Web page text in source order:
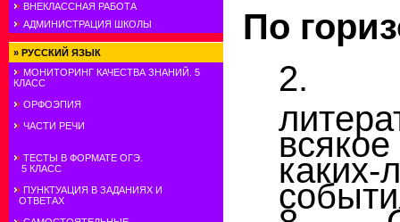
ВНЕКЛАССНАЯ РАБОТА
АДМИНИСТРАЦИЯ ШКОЛЫ
» РУССКИЙ ЯЗЫК
МОНИТОРИНГ КАЧЕСТВА ЗНАНИЙ. 5
КЛАСС
ОРФОЭПИЯ
ЧАСТИ РЕЧИ
ТЕСТЫ В ФОРМАТЕ ОГЭ.
5 КЛАСС
ПУНКТУАЦИЯ В ЗАДАНИЯХ И
ОТВЕТАХ
По
2. В